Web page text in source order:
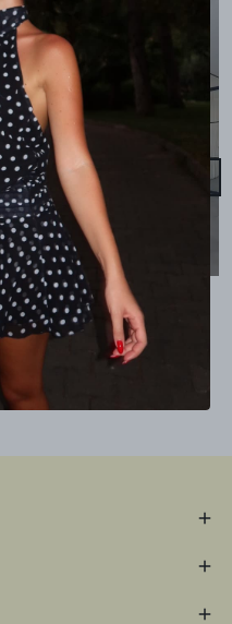
%100 KETEN SALAŞ GÖMLEK - Bej
%30
₺ 2,099.99
₺ 1,469.99
örnek